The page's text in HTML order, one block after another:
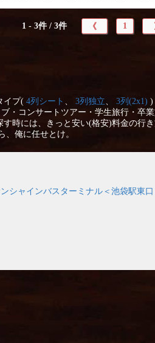
1 - 3件 / 3件 《 1
イプ( 4列シート 3列独立 3列(2x1) )
・コンサートツアー・学生旅行・卒
時には、きっと安い(格安)料金の行
俺に任せとけ。
シャインバスターミナル＜池袋駅東口